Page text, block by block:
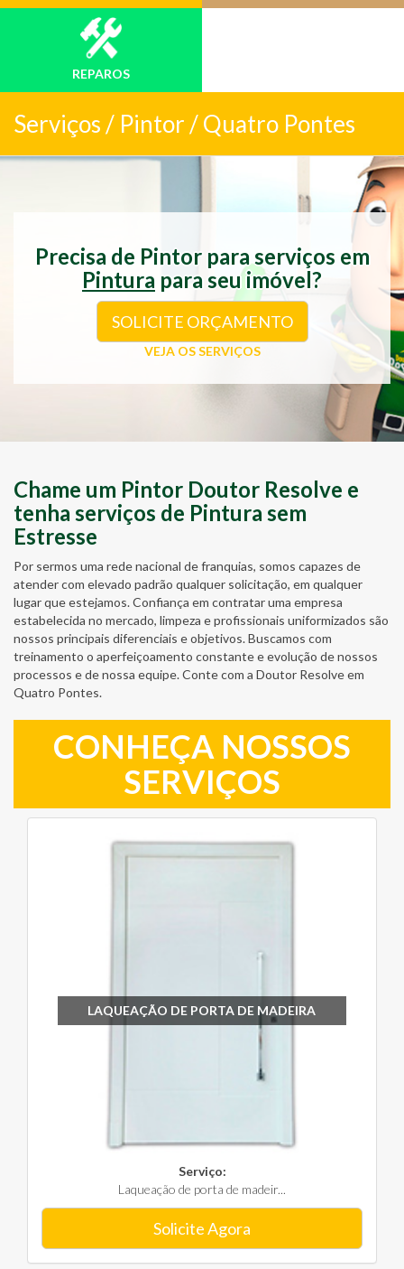
REPAROS
Serviços / Pintor / Quatro Pontes
Precisa de Pintor para serviços em
Pintura para seu imóvel?
SOLICITE ORÇAMENTO
VEJA OS SERVIÇOS
Chame um Pintor Doutor Resolve e
tenha serviços de Pintura sem
Estresse
Por sermos uma rede nacional de franquias, somos capazes de
atender com elevado padrão qualquer solicitação, em qualquer
lugar que estejamos. Confiança em contratar uma empresa
estabelecida no mercado, limpeza e profissionais uniformizados são
nossos principais diferenciais e objetivos. Buscamos com
treinamento o aperfeiçoamento constante e evolução de nossos
processos e de nossa equipe. Conte com a Doutor Resolve em
Quatro Pontes.
CONHEÇA NOSSOS
SERVIÇOS
LAQUEAÇÃO DE PORTA DE MADEIRA
Serviço:
Laqueação de porta de madeir...
Solicite Agora